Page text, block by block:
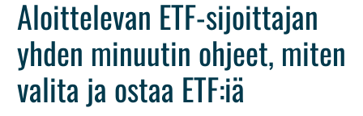
Aloittelevan ETF-sijoittajan
yhden minuutin ohjeet, miten
valita ja ostaa ETF:iä